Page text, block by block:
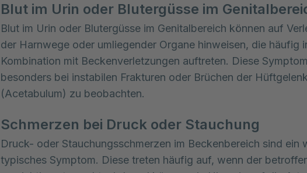
Blut im Urin oder Blutergüsse im
Blut im Urin oder Blutergüsse im Genitalbereich können auf
der Harnwege oder umliegender Organe hinweisen, die häufig
Kombination mit Beckenverletzungen auftreten. Diese
besonders bei instabilen Frakturen oder Brüchen der
(Acetabulum) zu beobachten.
Schmerzen bei Druck oder Stauchung
Druck- oder Stauchungsschmerzen im Beckenbereich sind ein
typisches Symptom. Diese treten häufig auf, wenn der